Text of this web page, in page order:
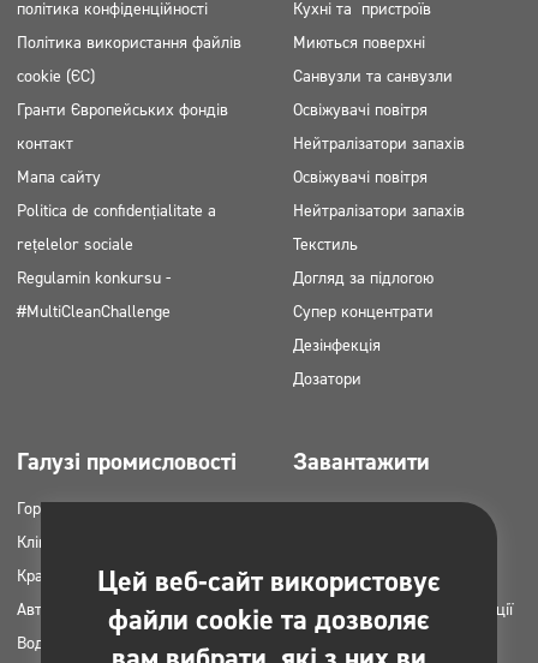
політика конфіденційності
Політика використання файлів
cookie (ЄС)
Гранти Європейських фондів
контакт
Мапа сайту
Politica de confidențialitate a
rețelelor sociale
Regulamin konkursu -
#MultiCleanChallenge
Кухні та пристроїв
Миються поверхні
Санвузли та санвузли
Освіжувачі повітря
Нейтралізатори запахів
Освіжувачі повітря
Нейтралізатори запахів
Текстиль
Догляд за підлогою
Супер концентрати
Дезінфекція
Дозатори
Галузі промисловості
Горець
Клінінгові компанії
Краса
Автомийки
Вода пральні
Завантажити
Каталоги продукції
Інструкція НАССР
Плани застосування продукції
Clinex
Цей веб-сайт використовує
файли cookie та дозволяє